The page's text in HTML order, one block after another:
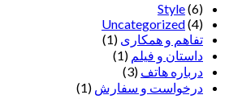
Style(6)
Uncategorized(4)
تفاهم و همکاری (1)
داستان و فیلم (1)
درباره هاتف (3)
درخواست و سفارش (1)